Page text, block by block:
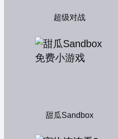
超级对战
甜瓜Sandbox